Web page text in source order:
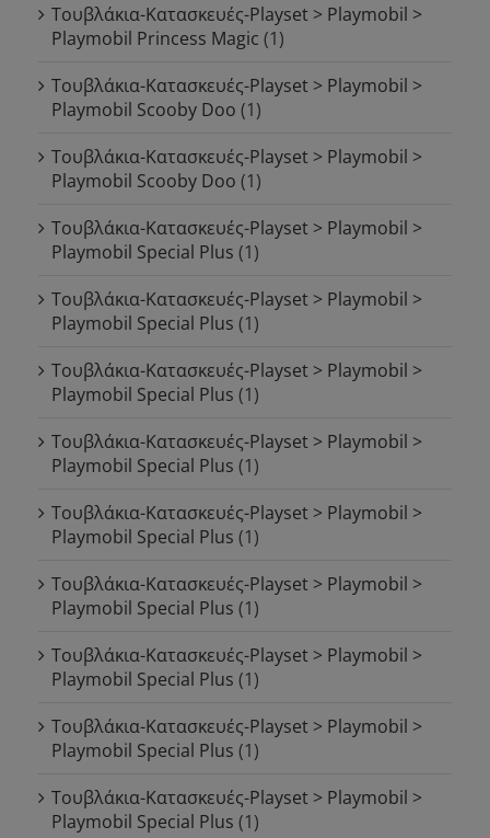
Τουβλάκια-Κατασκευές-Playset > Playmobil >
Playmobil Princess Magic (1)
Τουβλάκια-Κατασκευές-Playset > Playmobil >
Playmobil Scooby Doo (1)
Τουβλάκια-Κατασκευές-Playset > Playmobil >
Playmobil Scooby Doo (1)
Τουβλάκια-Κατασκευές-Playset > Playmobil >
Playmobil Special Plus (1)
Τουβλάκια-Κατασκευές-Playset > Playmobil >
Playmobil Special Plus (1)
Τουβλάκια-Κατασκευές-Playset > Playmobil >
Playmobil Special Plus (1)
Τουβλάκια-Κατασκευές-Playset > Playmobil >
Playmobil Special Plus (1)
Τουβλάκια-Κατασκευές-Playset > Playmobil >
Playmobil Special Plus (1)
Τουβλάκια-Κατασκευές-Playset > Playmobil >
Playmobil Special Plus (1)
Τουβλάκια-Κατασκευές-Playset > Playmobil >
Playmobil Special Plus (1)
Τουβλάκια-Κατασκευές-Playset > Playmobil >
Playmobil Special Plus (1)
Τουβλάκια-Κατασκευές-Playset > Playmobil >
Playmobil Special Plus (1)